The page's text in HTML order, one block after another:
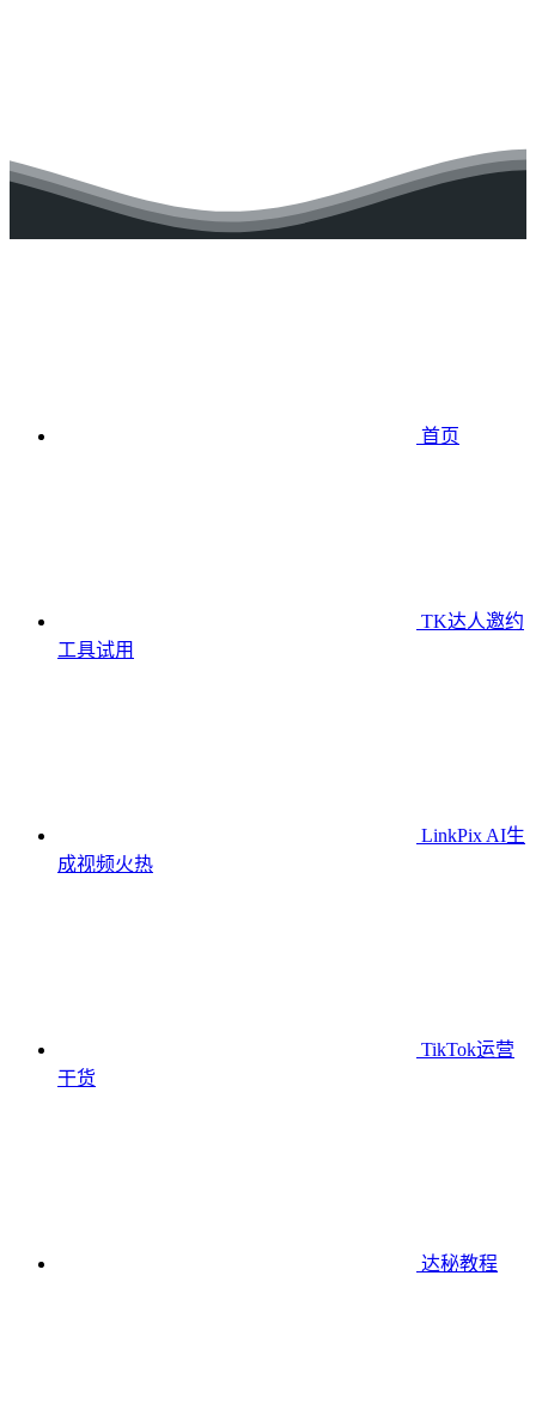
首页
TK达人邀约
工具试用
LinkPix AI生
成视频火热
TikTok运营
干货
达秘教程